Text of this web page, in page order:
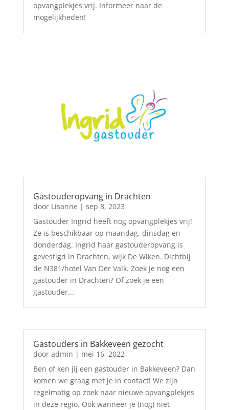
opvangplekjes vrij. Informeer naar de
mogelijkheden!
Gastouderopvang in Drachten
door Lisanne | sep 8, 2023
Gastouder Ingrid heeft nog opvangplekjes vrij!
Ze is beschikbaar op maandag, dinsdag en
donderdag. Ingrid haar gastouderopvang is
gevestigd in Drachten, wijk De Wiken. Dichtbij
de N381/hotel Van Der Valk. Zoek je nog een
gastouder in Drachten? Of zoek je een
gastouder...
Gastouders in Bakkeveen gezocht
door admin | mei 16, 2022
Ben of ken jij een gastouder in Bakkeveen? Dan
komen we graag met je in contact! We zijn
regelmatig op zoek naar nieuwe opvangplekjes
in deze regio. Ook wanneer je (nog) niet